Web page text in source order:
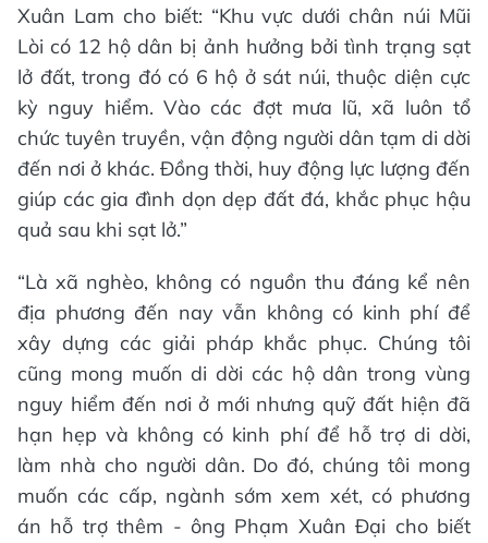
Xuân Lam cho biết: “Khu vực dưới chân núi Mũi
Lòi có 12 hộ dân bị ảnh hưởng bởi tình trạng sạt
lở đất, trong đó có 6 hộ ở sát núi, thuộc diện cực
kỳ nguy hiểm. Vào các đợt mưa lũ, xã luôn tổ
chức tuyên truyền, vận động người dân tạm di dời
đến nơi ở khác. Đồng thời, huy động lực lượng đến
giúp các gia đình dọn dẹp đất đá, khắc phục hậu
quả sau khi sạt lở.”
“Là xã nghèo, không có nguồn thu đáng kể nên
địa phương đến nay vẫn không có kinh phí để
xây dựng các giải pháp khắc phục. Chúng tôi
cũng mong muốn di dời các hộ dân trong vùng
nguy hiểm đến nơi ở mới nhưng quỹ đất hiện đã
hạn hẹp và không có kinh phí để hỗ trợ di dời,
làm nhà cho người dân. Do đó, chúng tôi mong
muốn các cấp, ngành sớm xem xét, có phương
án hỗ trợ thêm - ông Phạm Xuân Đại cho biết